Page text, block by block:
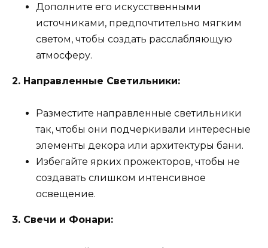
Дополните его искусственными
источниками, предпочтительно мягким
светом, чтобы создать расслабляющую
атмосферу.
2. Направленные Светильники:
Разместите направленные светильники
так, чтобы они подчеркивали интересные
элементы декора или архитектуры бани.
Избегайте ярких прожекторов, чтобы не
создавать слишком интенсивное
освещение.
3. Свечи и Фонари: